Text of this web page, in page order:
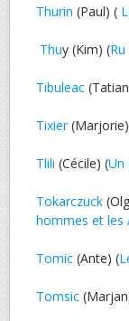
Thurin (Paul) (
Thuy (Kim) (Ru
Tibuleac
Tixier
Tlili (Cécile) (Un
Tokarczuck
hommes et les
Tomic (Ante) (
Tomsic